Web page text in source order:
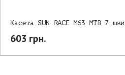
Касета SUN RACE M63 MTB 7
603 грн.